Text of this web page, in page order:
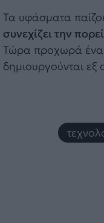
Τα υφάσματα
συνεχίζει την
Τώρα προχωρά ένα
δημιουργούνται